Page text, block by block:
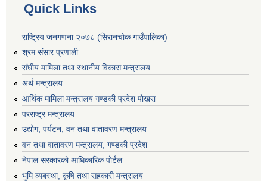
Quick Links
राष्ट्रिय जनगणना २०७८ (सिरानचोक गाउँपालिका)
श्रम संसार प्रणाली
संघीय मामिला तथा स्थानीय विकास मन्त्रालय
अर्थ मन्त्रालय
आर्थिक मामिला मन्त्रालय गण्डकी प्रदेश पोखरा
परराष्ट्र मन्त्रालय
उद्योग, पर्यटन, वन तथा वातावरण मन्त्रालय
वन तथा वातावरण मन्त्रालय, गण्डकी प्रदेश
नेपाल सरकारको आधिकारिक पोर्टल
भुमि व्यबस्था, कृषि तथा सहकारी मन्त्रालय